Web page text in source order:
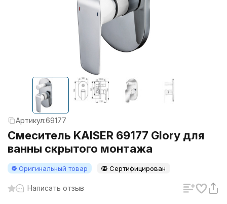
Артикул:69177
Смеситель KAISER 69177 Glory для
ванны скрытого монтажа
Оригинальный товар Сертифицирован
Написать отзыв